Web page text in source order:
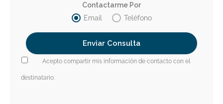
Contactarme Por
Email
Teléfono
Acepto compartir mis información de contacto con el
destinatario.